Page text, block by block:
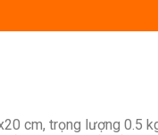
cm, trọng lượng 0.5